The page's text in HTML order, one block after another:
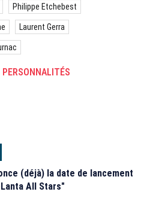
Philippe Etchebest
Laurent Gerra
(déjà) la date de lancement
All Stars"